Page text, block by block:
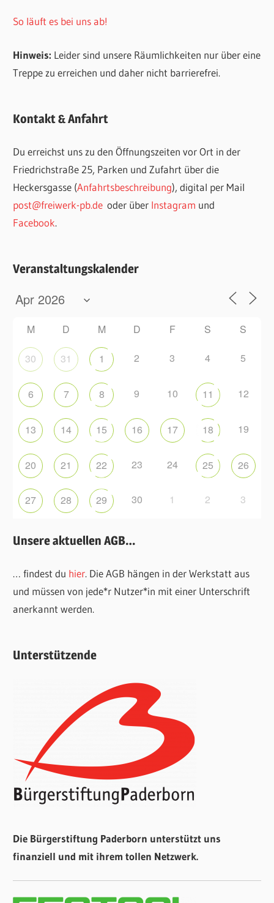
So läuft es bei uns ab!
Hinweis: Leider sind unsere Räumlichkeiten nur über eine
Treppe zu erreichen und daher nicht barrierefrei.
Kontakt & Anfahrt
Du erreichst uns zu den Öffnungszeiten vor Ort in der
Friedrichstraße 25, Parken und Zufahrt über die
Heckersgasse (Anfahrtsbeschreibung), digital per Mail
post@freiwerk-pb.de oder über Instagram und
Facebook.
Veranstaltungskalender
M D M D F S S
30 31 1 2 3 4 5
6 7 8 9 10 11 12
13 14 15 16 17 18 19
20 21 22 23 24 25 26
27 28 29 30 1 2 3
Unsere aktuellen AGB…
… findest du hier. Die AGB hängen in der Werkstatt aus
und müssen von jede*r Nutzer*in mit einer Unterschrift
anerkannt werden.
Unterstützende
Die Bürgerstiftung Paderborn unterstützt uns
finanziell und mit ihrem tollen Netzwerk.